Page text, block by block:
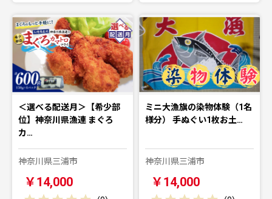
＜選べる配送月＞【希少部
位】神奈川県漁連 まぐろ
カ…
神奈川県三浦市
￥14,000
ミニ大漁旗の染物体験（1名
様分） 手ぬぐい1枚お土…
神奈川県三浦市
￥14,000